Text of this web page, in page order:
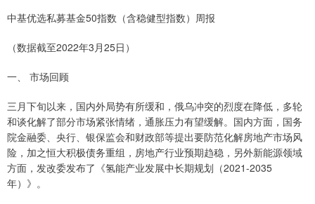
中基优选私募基金50指数（含稳健型指数）周报
（数据截至2022年3月25日）
一、 市场回顾
三月下旬以来，国内外局势有所缓和，俄乌冲突的烈度在降低，多轮
和谈化解了部分市场紧张情绪，通胀压力有望缓解。国内方面，国务
院金融委、央行、银保监会和财政部等提出要防范化解房地产市场风
险，加之恒大积极债务重组，房地产行业预期趋稳，另外新能源领域
方面，发改委发布了《氢能产业发展中长期规划（2021-2035
年）》。